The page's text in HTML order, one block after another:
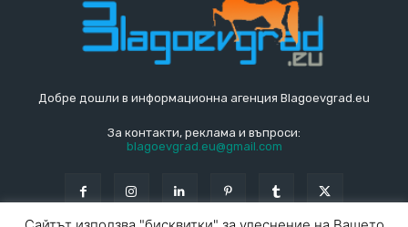
Добре дошли в информационна агенция Blagoevgrad.eu
За контакти, реклама и въпроси:
blagoevgrad.eu@gmail.com